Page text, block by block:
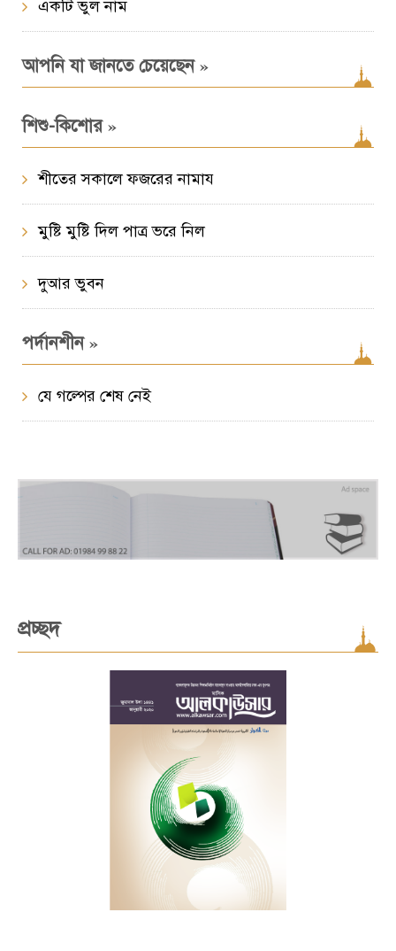
একটি ভুল নাম
আপনি যা জানতে চেয়েছেন »
শিশু-কিশোর »
শীতের সকালে ফজরের নামায
মুষ্টি মুষ্টি দিল পাত্র ভরে নিল
দুআর ভুবন
পর্দানশীন »
যে গল্পের শেষ নেই
প্রচ্ছদ